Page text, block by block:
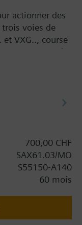
actionner des
trois voies de
et VXG.., course
et d'arrêt
de ventilation et
course de 20
700,00 CHF
SAX61.03/MO
S55150-A140
60 mois